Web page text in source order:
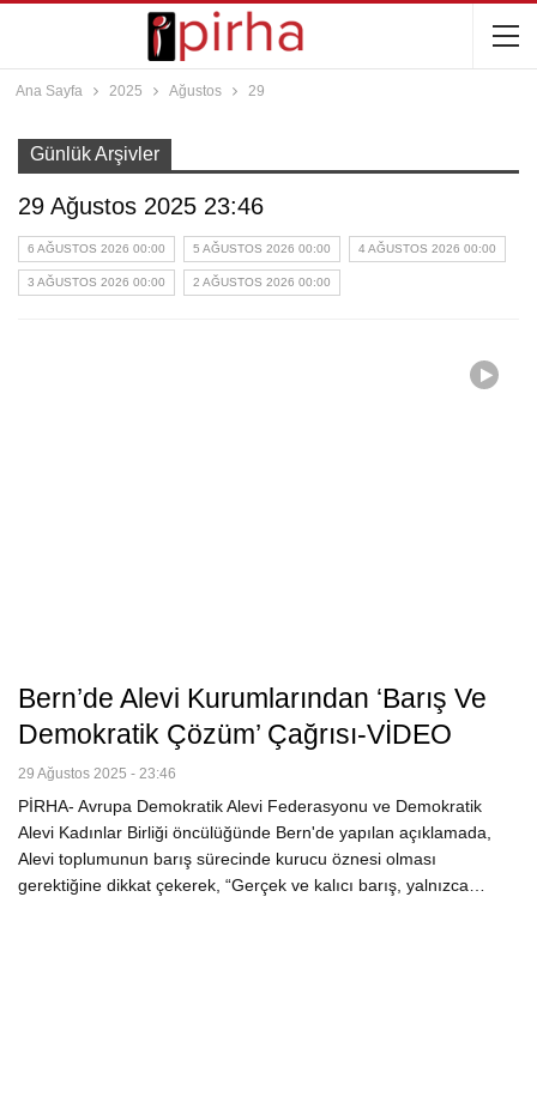
Ana Sayfa 2025 Ağustos 29
Günlük Arşivler
29 Ağustos 2025 23:46
6 AĞUSTOS 2026 00:00 5 AĞUSTOS 2026 00:00 4 AĞUSTOS 2026 00:00
3 AĞUSTOS 2026 00:00 2 AĞUSTOS 2026 00:00
Bern’de Alevi Kurumlarından ‘Barış Ve
Demokratik Çözüm’ Çağrısı-VİDEO
29 Ağustos 2025 - 23:46
PİRHA- Avrupa Demokratik Alevi Federasyonu ve Demokratik
Alevi Kadınlar Birliği öncülüğünde Bern'de yapılan açıklamada,
Alevi toplumunun barış sürecinde kurucu öznesi olması
gerektiğine dikkat çekerek, “Gerçek ve kalıcı barış, yalnızca…